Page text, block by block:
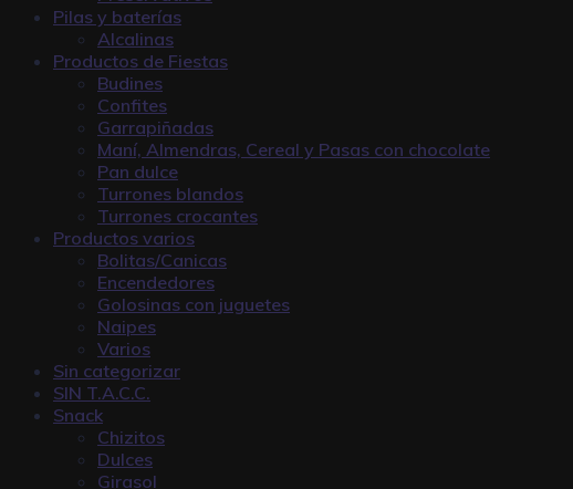
Pilas y baterías
Alcalinas
Productos de Fiestas
Budines
Confites
Garrapiñadas
Maní, Almendras, Cereal y Pasas con chocolate
Pan dulce
Turrones blandos
Turrones crocantes
Productos varios
Bolitas/Canicas
Encendedores
Golosinas con juguetes
Naipes
Varios
Sin categorizar
SIN T.A.C.C.
Snack
Chizitos
Dulces
Girasol